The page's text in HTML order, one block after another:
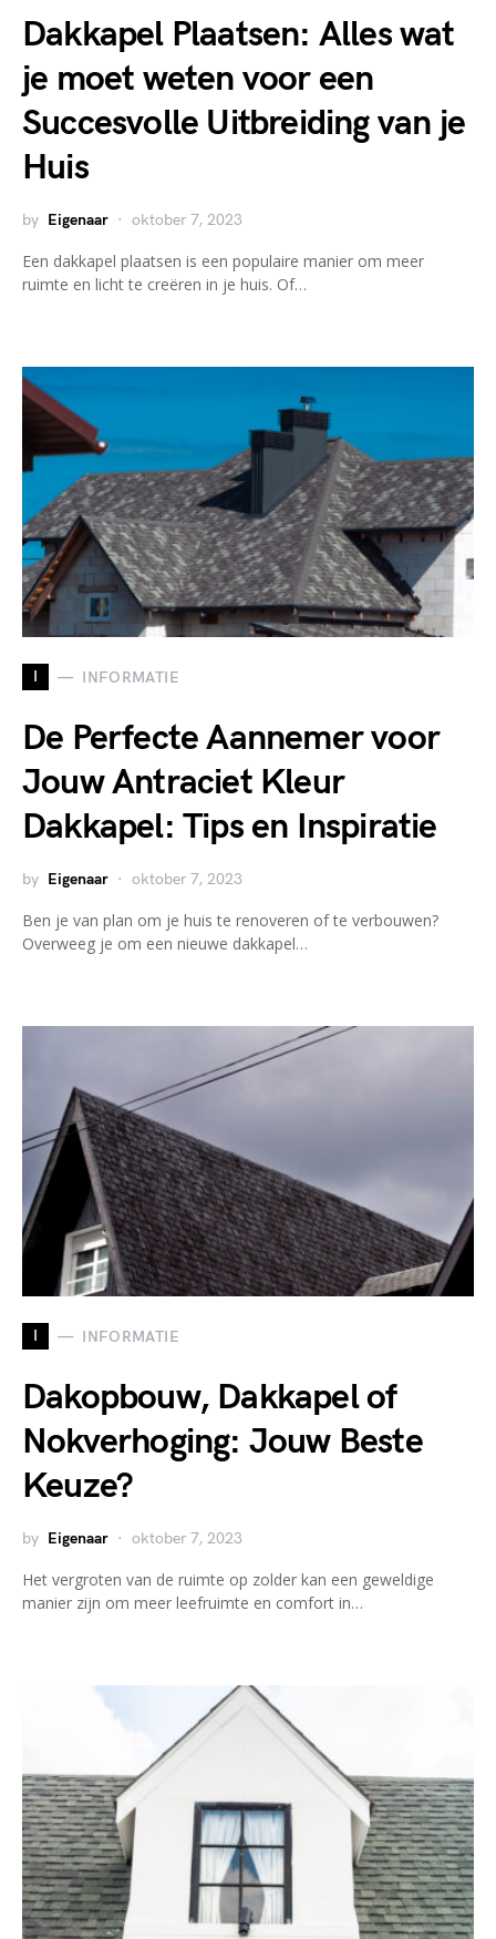
Dakkapel Plaatsen: Alles wat
je moet weten voor een
Succesvolle Uitbreiding van je
Huis
by Eigenaar oktober 7, 2023
Een dakkapel plaatsen is een populaire manier om meer
ruimte en licht te creëren in je huis. Of…
I INFORMATIE
De Perfecte Aannemer voor
Jouw Antraciet Kleur
Dakkapel: Tips en Inspiratie
by Eigenaar oktober 7, 2023
Ben je van plan om je huis te renoveren of te verbouwen?
Overweeg je om een nieuwe dakkapel…
I INFORMATIE
Dakopbouw, Dakkapel of
Nokverhoging: Jouw Beste
Keuze?
by Eigenaar oktober 7, 2023
Het vergroten van de ruimte op zolder kan een geweldige
manier zijn om meer leefruimte en comfort in…